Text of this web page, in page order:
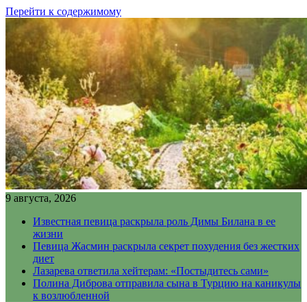
Перейти к содержимому
9 августа, 2026
Известная певица раскрыла роль Димы Билана в ее
жизни
Певица Жасмин раскрыла секрет похудения без жестких
диет
Лазарева ответила хейтерам: «Постыдитесь сами»
Полина Диброва отправила сына в Турцию на каникулы
к возлюбленной